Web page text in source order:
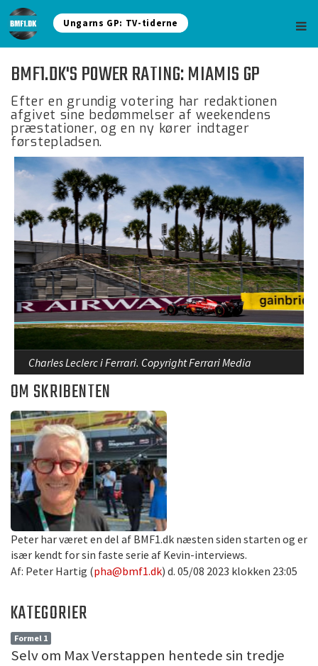
Ungarns GP: TV-tiderne
BMF1.DK'S POWER RATING: MIAMIS GP
Efter en grundig votering har redaktionen
afgivet sine bedømmelser af weekendens
præstationer, og en ny kører indtager
førstepladsen.
Charles Leclerc i Ferrari. Copyright Ferrari Media
OM SKRIBENTEN
Peter har været en del af BMF1.dk næsten siden starten og er
især kendt for sin faste serie af Kevin-interviews.
Af: Peter Hartig (pha@bmf1.dk) d. 05/08 2023 klokken 23:05
KATEGORIER
Formel 1
Selv om Max Verstappen hentede sin tredje